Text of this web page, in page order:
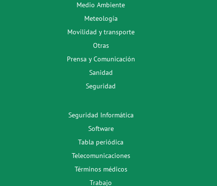
Medio Ambiente
Meteología
Movilidad y transporte
Otras
Prensa y Comunicación
Sanidad
Seguridad
Seguridad Informática
Software
Tabla periódica
Telecomunicaciones
Términos médicos
Trabajo